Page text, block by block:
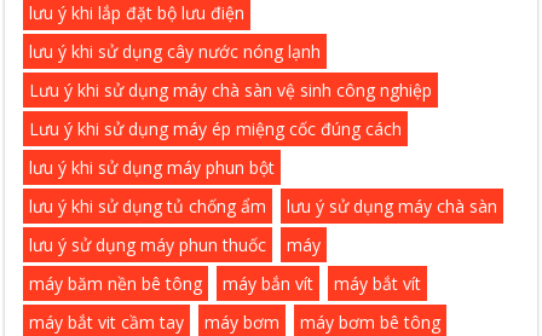
lưu ý khi lắp đặt bộ lưu điện
lưu ý khi sử dụng cây nước nóng lạnh
Lưu ý khi sử dụng máy chà sàn vệ sinh công nghiệp
Lưu ý khi sử dụng máy ép miệng cốc đúng cách
lưu ý khi sử dụng máy phun bột
lưu ý khi sử dụng tủ chống ẩm
lưu ý sử dụng máy chà sàn
lưu ý sử dụng máy phun thuốc
máy
máy băm nền bê tông
máy bắn vít
máy bắt vít
máy bắt vit cầm tay
máy bơm
máy bơm bê tông